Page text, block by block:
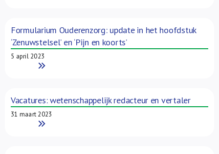
Formularium Ouderenzorg: update in het hoofdstuk
‘Zenuwstelsel’ en ‘Pijn en koorts’
5 april 2023
Read More
Vacatures: wetenschappelijk redacteur en vertaler
31 maart 2023
Read More